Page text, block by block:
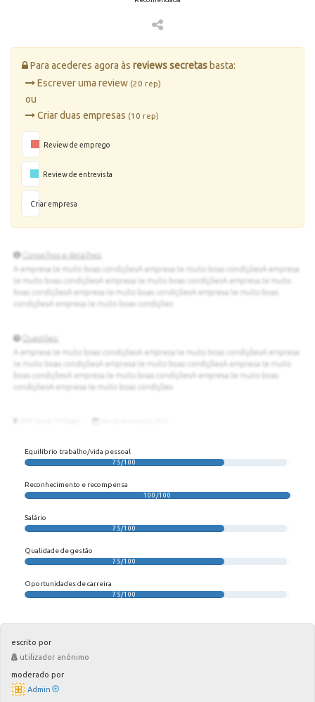
Para acederes agora às reviews secretas basta:
Escrever uma review (20 rep)
ou
Criar duas empresas (10 rep)
Review de emprego
Review de entrevista
Criar empresa
Equilíbrio trabalho/vida pessoal
75/100
Reconhecimento e recompensa
100/100
Salário
75/100
Qualidade de gestão
75/100
Oportunidades de carreira
75/100
escrito por
utilizador anónimo
moderado por
Admin